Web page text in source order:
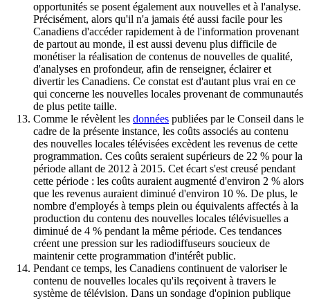
opportunités se posent également aux nouvelles et à l'analyse.
Précisément, alors qu'il n'a jamais été aussi facile pour les
Canadiens d'accéder rapidement à de l'information provenant
de partout au monde, il est aussi devenu plus difficile de
monétiser la réalisation de contenus de nouvelles de qualité,
d'analyses en profondeur, afin de renseigner, éclairer et
divertir les Canadiens. Ce constat est d'autant plus vrai en ce
qui concerne les nouvelles locales provenant de communautés
de plus petite taille.
Comme le révèlent les données publiées par le Conseil dans le
cadre de la présente instance, les coûts associés au contenu
des nouvelles locales télévisées excèdent les revenus de cette
programmation. Ces coûts seraient supérieurs de 22 % pour la
période allant de 2012 à 2015. Cet écart s'est creusé pendant
cette période : les coûts auraient augmenté d'environ 2 % alors
que les revenus auraient diminué d'environ 10 %. De plus, le
nombre d'employés à temps plein ou équivalents affectés à la
production du contenu des nouvelles locales télévisuelles a
diminué de 4 % pendant la même période. Ces tendances
créent une pression sur les radiodiffuseurs soucieux de
maintenir cette programmation d'intérêt public.
Pendant ce temps, les Canadiens continuent de valoriser le
contenu de nouvelles locales qu'ils reçoivent à travers le
système de télévision. Dans un sondage d'opinion publique